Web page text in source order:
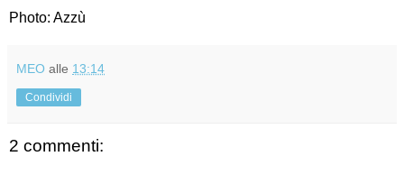
Photo: Azzù
MEO alle 13:14
Condividi
2 commenti: